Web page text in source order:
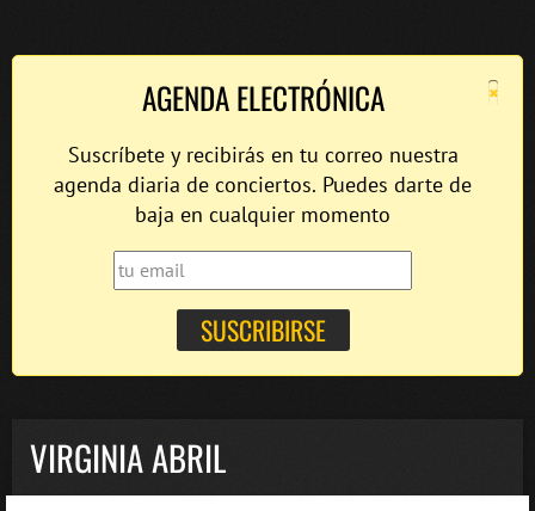
×
AGENDA ELECTRÓNICA
Suscríbete y recibirás en tu correo nuestra
agenda diaria de conciertos. Puedes darte de
baja en cualquier momento
VIRGINIA ABRIL